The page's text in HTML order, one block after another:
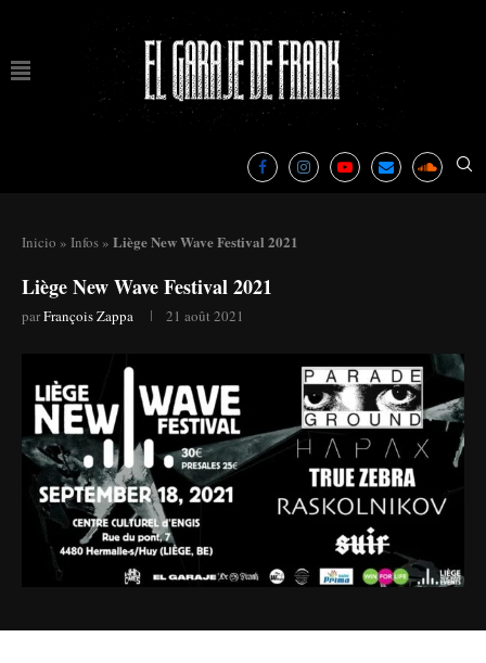
Inicio » Infos » Liège New Wave Festival 2021
Liège New Wave Festival 2021
parFrançois Zappa 21 août 2021